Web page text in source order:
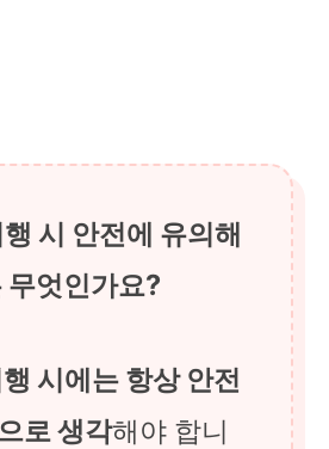
시 안전에 유의해
무엇인가요?
시에는 항상 안전
로 생각해야 합니